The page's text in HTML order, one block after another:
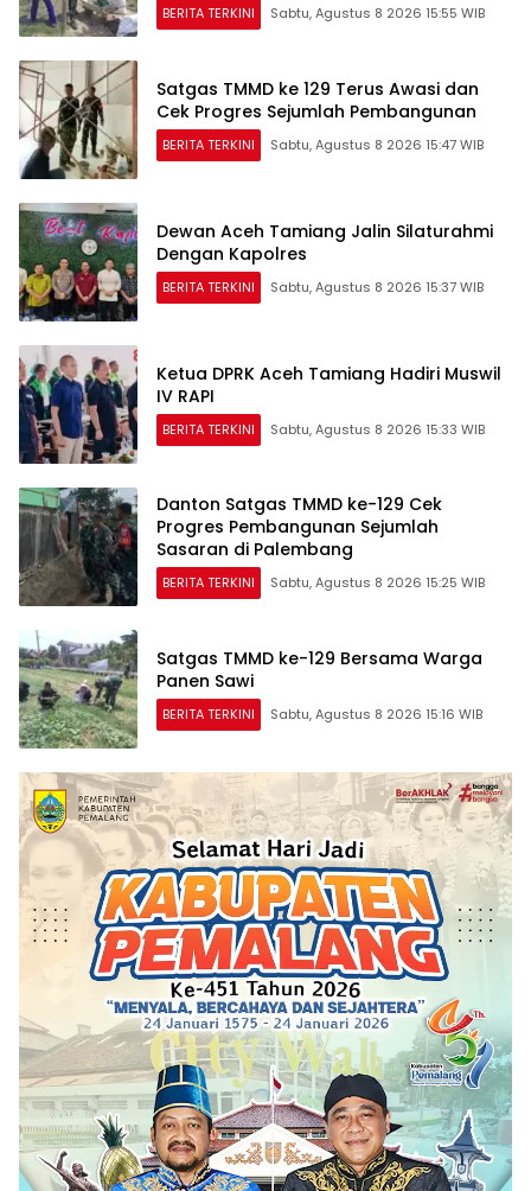
BERITA TERKINI Sabtu, Agustus 8 2026 15:55 WIB
Satgas TMMD ke 129 Terus Awasi dan
Cek Progres Sejumlah Pembangunan
BERITA TERKINI Sabtu, Agustus 8 2026 15:47 WIB
Dewan Aceh Tamiang Jalin Silaturahmi
Dengan Kapolres
BERITA TERKINI Sabtu, Agustus 8 2026 15:37 WIB
Ketua DPRK Aceh Tamiang Hadiri Muswil
IV RAPI
BERITA TERKINI Sabtu, Agustus 8 2026 15:33 WIB
Danton Satgas TMMD ke-129 Cek
Progres Pembangunan Sejumlah
Sasaran di Palembang
BERITA TERKINI Sabtu, Agustus 8 2026 15:25 WIB
Satgas TMMD ke-129 Bersama Warga
Panen Sawi
BERITA TERKINI Sabtu, Agustus 8 2026 15:16 WIB